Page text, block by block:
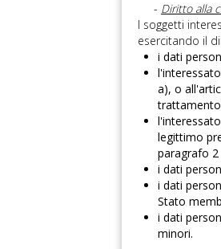
- Diritto alla
I soggetti
esercitando il
i dati
a), o
legittimo
paragrafo 2
i dati
i dati
Stato
i dati
minori.